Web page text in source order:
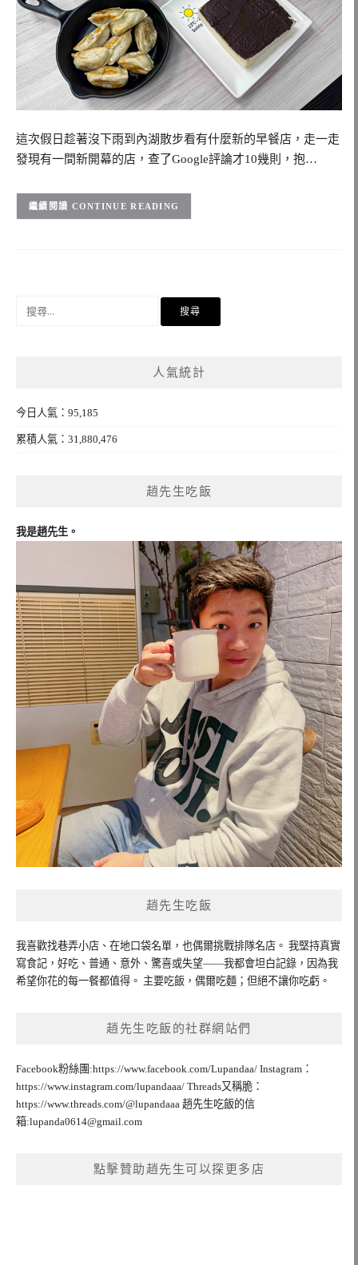
這次假日趁著沒下雨到內湖散步看有什麼新的早餐店，走一走
發現有一間新開幕的店，查了Google評論才10幾則，抱…
CONTINUE READING
人氣統計
今日人氣：95,185
累積人氣：31,880,476
趙先生吃飯
我是趙先生。
趙先生吃飯
我喜歡找巷弄小店、在地口袋名單，也偶爾挑戰排隊名店。 我堅持真實
寫食記，好吃、普通、意外、驚喜或失望——我都會坦白記錄，因為我
希望你花的每一餐都值得。 主要吃飯，偶爾吃麵；但絕不讓你吃虧。
趙先生吃飯的社群網站們
Facebook粉絲團:https://www.facebook.com/Lupandaa/ Instagram：
https://www.instagram.com/lupandaaa/ Threads又稱脆：
https://www.threads.com/@lupandaaa 趙先生吃飯的信
箱:lupanda0614@gmail.com
點擊贊助趙先生可以探更多店